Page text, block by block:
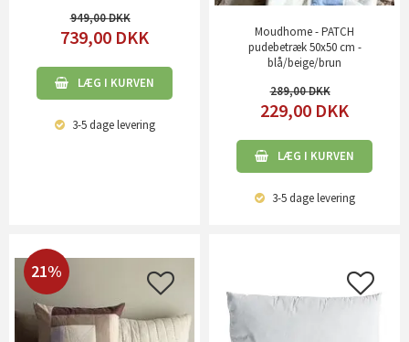
949,00
739,00 DKK
LÆG I KURVEN
3-5 dagelevering
Moudhome - PATCH
pudebetræk 50x50 cm -
blå/beige/brun
289,00
229,00 DKK
LÆG I KURVEN
3-5 dagelevering
21%